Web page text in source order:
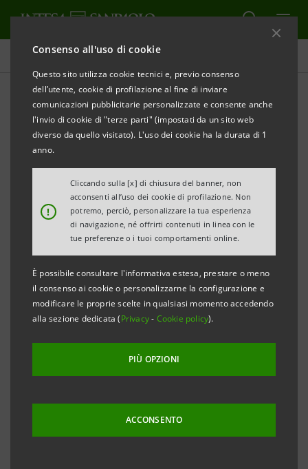
Consenso all'uso di cookie
Questo sito utilizza cookie tecnici e, previo consenso
dell’utente, cookie di profilazione al fine di inviare
comunicazioni pubblicitarie personalizzate e consente anche
l'invio di cookie di "terze parti" (impostati da un sito web
diverso da quello visitato). L'uso dei cookie ha la durata di 1
anno.
!
Cliccando sulla [x] di chiusura del banner, non
acconsenti all’uso dei cookie di profilazione. Non
potremo, perciò, personalizzare la tua esperienza
di navigazione, né offrirti contenuti in linea con le
tue preferenze o i tuoi comportamenti online.
È possibile consultare l'informativa estesa, prestare o meno
il consenso ai cookie o personalizzarne la configurazione e
modificare le proprie scelte in qualsiasi momento accedendo
alla sezione dedicata (Privacy- Cookie policy).
PIÙ OPZIONI
ACCONSENTO
Newsroom
Comunicati stampa
Qui è possibile trovare tutti i comunicati stampa
riguardanti Intesa Sanpaolo a partire dal 1° gennaio
2007, data di decorrenza della fusione tra Banca
Intesa e Sanpaolo IMI.
Per tutti i comunicati stampa emessi prima di tale
data si può fare riferimento ai precedenti siti delle
due banche. Il team dell'Ufficio Stampa è a